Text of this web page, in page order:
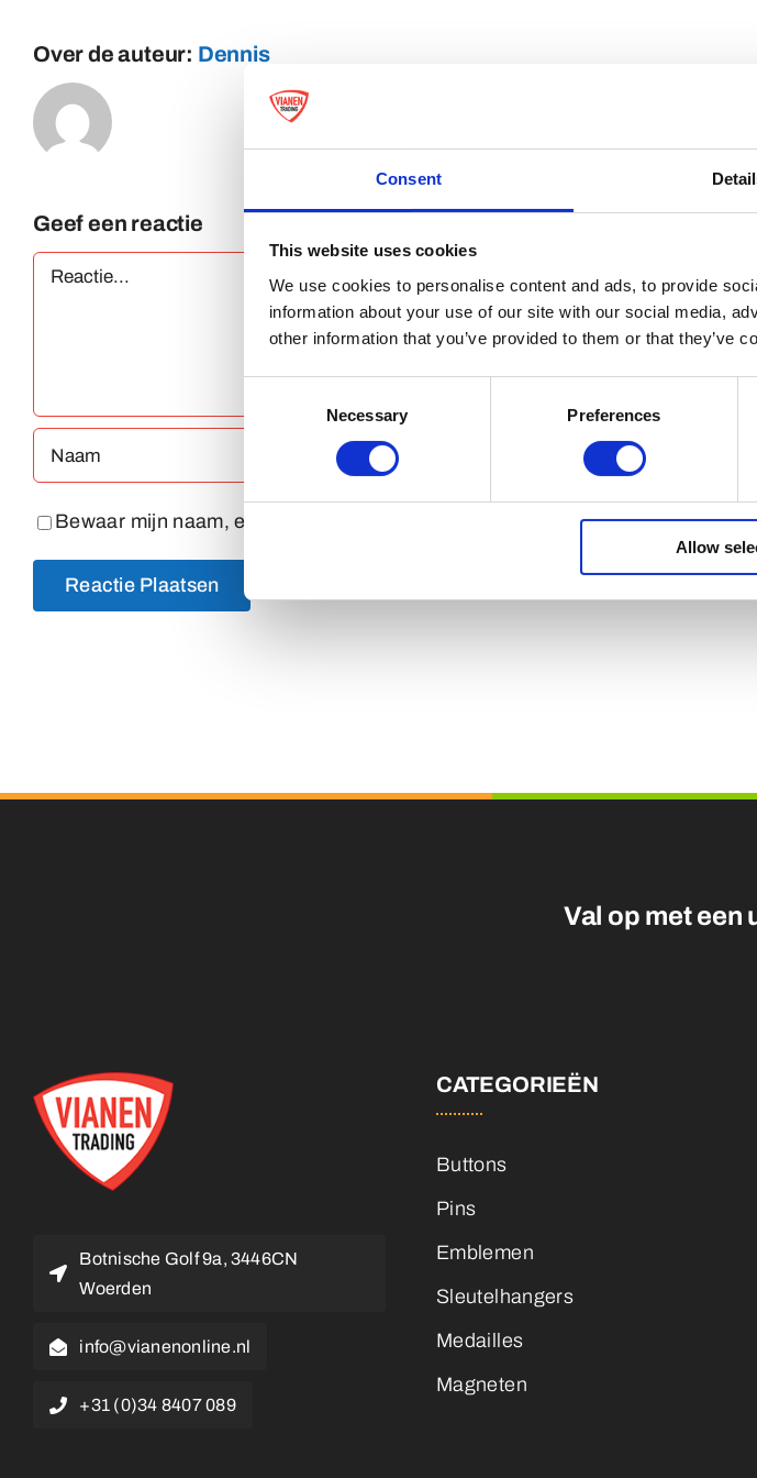
Consent
This website uses cookies
We use cookies to personalise content and ads, to provide
information about your use of our site with our social media,
other information that you’ve provided to them or that they’ve
Selection
Necessary Preferences
Allow
Over de auteur: Dennis
Geef een reactie
Reactie
Bewaar mijn naam, e-mailadres en website in deze browser voor de volgende
Val op met een
Botnische Golf 9a, 3446CN
Woerden
info@vianenonline.nl
+31 (0)34 8407 089
CATEGORIEËN
Buttons
Pins
Emblemen
Sleutelhangers
Medailles
Magneten